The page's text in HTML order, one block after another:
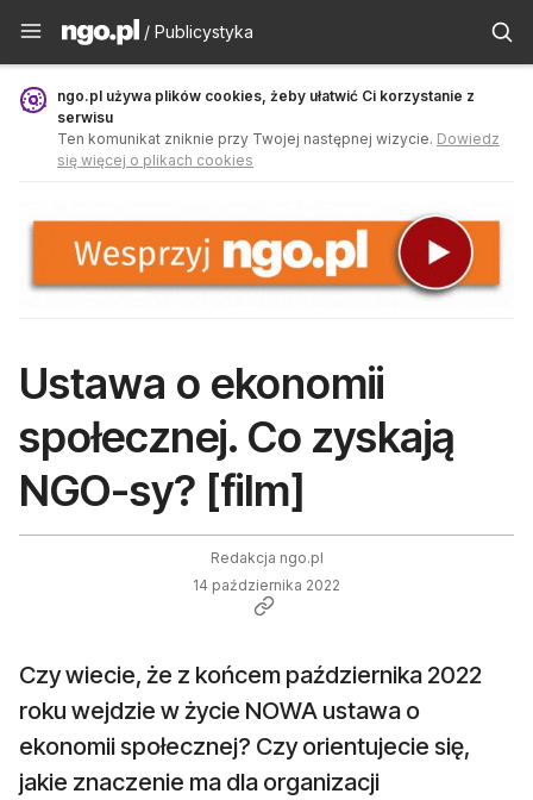
Publicystyka - ngo.pl
/ Publicystyka
ngo.pl używa plików cookies, żeby ułatwić Ci korzystanie z
serwisu
Ten komunikat zniknie przy Twojej następnej wizycie. Dowiedz
się więcej o plikach cookies
Ustawa o ekonomii
społecznej. Co zyskają
NGO-sy? [film]
Redakcja ngo.pl
14 października 2022
Czy wiecie, że z końcem października 2022
roku wejdzie w życie NOWA ustawa o
ekonomii społecznej? Czy orientujecie się,
jakie znaczenie ma dla organizacji